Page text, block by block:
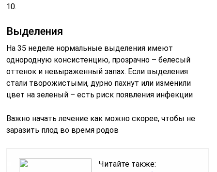
10.
Выделения
На 35 неделе нормальные выделения имеют
однородную консистенцию, прозрачно – белесый
оттенок и невыраженный запах. Если выделения
стали творожистыми, дурно пахнут или изменили
цвет на зеленый – есть риск появления инфекции
Важно начать лечение как можно скорее, чтобы не
заразить плод во время родов
Читайте также: